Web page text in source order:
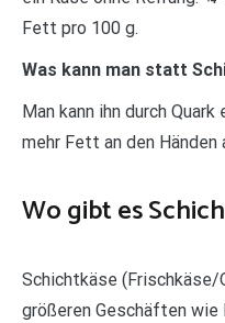
Fett pro 100 g.
Was kann man statt
Man kann ihn durch
mehr Fett an den
Wo gibt es
Schichtkäse (Frischkäse/
größeren Geschäften wie